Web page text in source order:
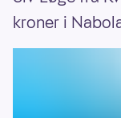
kroner i